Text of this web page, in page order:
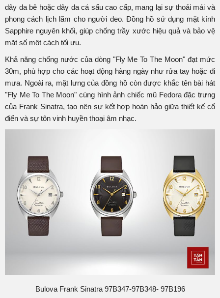
dây da bê hoặc dây da cá sấu cao cấp, mang lại sự thoải mái và
phong cách lịch lãm cho người đeo. Đồng hồ sử dụng mặt kính
Sapphire nguyên khối, giúp chống trầy xước hiệu quả và bảo vệ
mặt số một cách tối ưu.
Khả năng chống nước của dòng "Fly Me To The Moon" đạt mức
30m, phù hợp cho các hoạt động hàng ngày như rửa tay hoặc đi
mưa. Ngoài ra, mặt lưng của đồng hồ còn được khắc tên bài hát
"Fly Me To The Moon" cùng hình ảnh chiếc mũ Fedora đặc trưng
của Frank Sinatra, tạo nên sự kết hợp hoàn hảo giữa thiết kế cổ
điển và sự tôn vinh huyền thoại âm nhạc.
Bulova Frank Sinatra 97B347-97B348- 97B196